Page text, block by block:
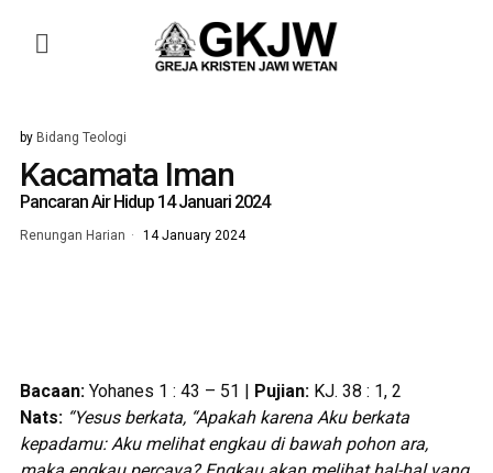
by Bidang Teologi
Kacamata Iman
Pancaran Air Hidup 14 Januari 2024
Renungan Harian 14 January 2024
Bacaan: Yohanes 1 : 43 – 51 | Pujian: KJ. 38 : 1, 2
Nats: “Yesus berkata, “Apakah karena Aku berkata
kepadamu: Aku melihat engkau di bawah pohon ara,